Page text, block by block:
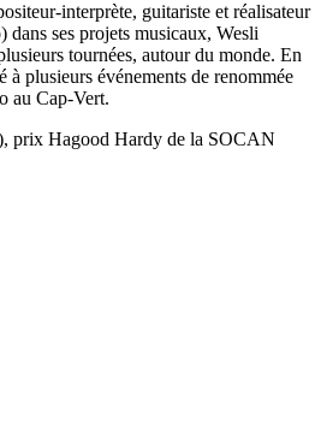
interprète, guitariste et réalisateur
ses projets musicaux, Wesli
tournées, autour du monde. En
plusieurs événements de renommée
au Cap-Vert.
prix Hagood Hardy de la SOCAN